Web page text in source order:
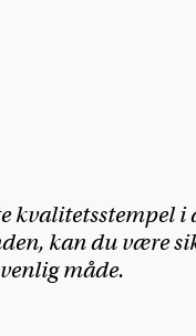
kvalitetsstempel
kan du være
måde.